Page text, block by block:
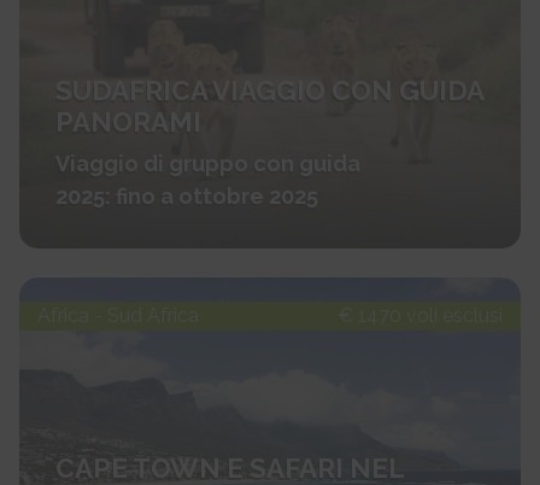
SUDAFRICA VIAGGIO CON GUIDA
PANORAMI
Viaggio di gruppo con guida
Africa - Sud Africa € 1470 voli esclusi
CAPE TOWN E SAFARI NEL